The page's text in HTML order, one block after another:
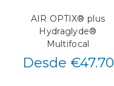
AIR OPTIX® plus
Hydraglyde®
Multifocal
Desde €47.70